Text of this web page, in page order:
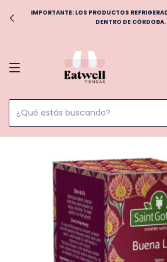
IMPORTANTE: LOS PRODUCTOS
DENTRO DE CÓRDOBA.